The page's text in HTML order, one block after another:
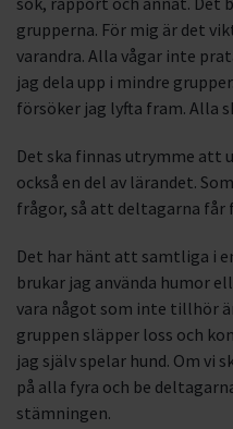
grupperna. För mig är det
varandra. Alla vågar inte
jag dela upp i mindre
försöker jag lyfta fram. Alla
Det ska finnas utrymme att
också en del av lärandet.
frågor, så att deltagarna får
Det har hänt att samtliga i
brukar jag använda humor
vara något som inte tillhör
gruppen släpper loss och
jag själv spelar hund. Om vi
på alla fyra och be
stämningen.